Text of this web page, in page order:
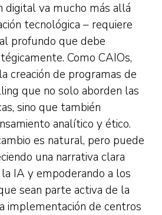
digital va mucho más allá
tecnológica – requiere
profundo que debe
Como CAIOs,
creación de programas de
que no solo aborden las
sino que también
analítico y ético.
es natural, pero puede
una narrativa clara
IA y empoderando a los
sean parte activa de la
implementación de centros